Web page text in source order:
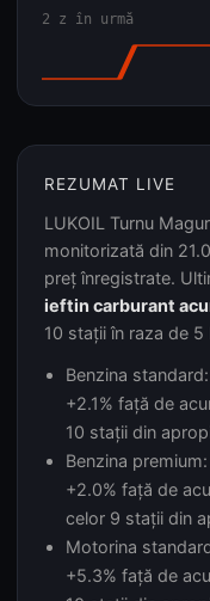
2 z în urmă
REZUMAT LIVE
LUKOIL Turnu
monitorizată din
preț înregistrate.
ieftin carburant
10 stații în raza de 5
Benzina
+2.1% față de
10 stații din
Benzina
+2.0% față de
celor 9 stații din
Motorina
+5.3% față de